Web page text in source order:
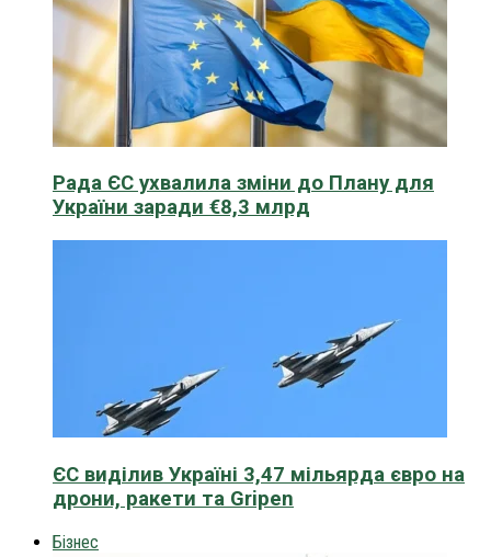
Рада ЄС ухвалила зміни до Плану для
України заради €8,3 млрд
ЄС виділив Україні 3,47 мільярда євро на
дрони, ракети та Gripen
Бізнес